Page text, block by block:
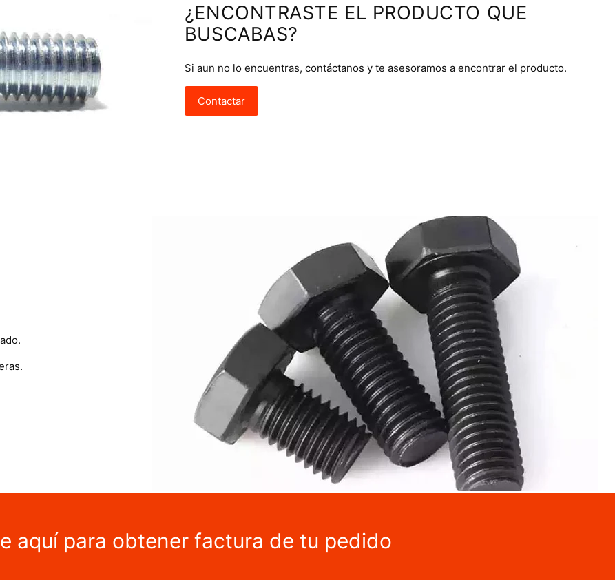
¿ENCONTRASTE EL PRODUCTO QUE
BUSCABAS?
Si aun no lo encuentras, contáctanos y te asesoramos a encontrar el producto.
Contactar
aquí para obtener factura de tu pedido